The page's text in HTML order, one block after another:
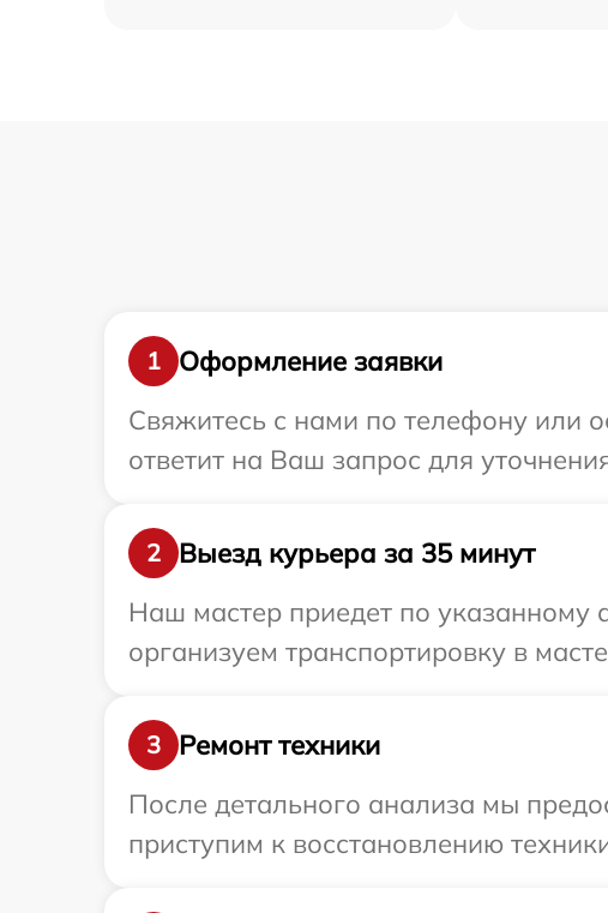
1
Оформление заявки
Свяжитесь с нами по телефону или
ответит на Ваш запрос для
2
Выезд курьера за 35 минут
Наш мастер приедет по указанному
организуем транспортировку в
3
Ремонт техники
После детального анализа мы
приступим к восстановлению